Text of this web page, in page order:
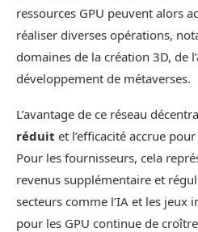
ressources GPU peuvent alors
réaliser diverses opérations,
domaines de la création 3D, de
développement de métaverses.
L’avantage de ce réseau
réduit et l’efficacité accrue
Pour les fournisseurs, cela
revenus supplémentaire et
secteurs comme l’IA et les jeux
pour les GPU continue de